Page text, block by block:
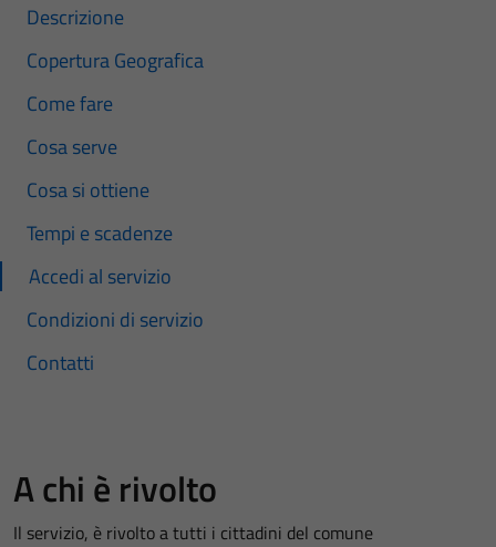
Descrizione
Copertura Geografica
Come fare
Cosa serve
Cosa si ottiene
Tempi e scadenze
Accedi al servizio
Condizioni di servizio
Contatti
A chi è rivolto
Il servizio, è rivolto a tutti i cittadini del comune